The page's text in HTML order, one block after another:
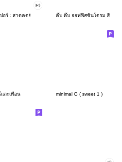
ปอร์ : สาดดด!! ดึ๊บ ดึ๊บ ออฟฟิศซินโดรม สี่
ละเพื่อน minimal G ( sweet 1 )